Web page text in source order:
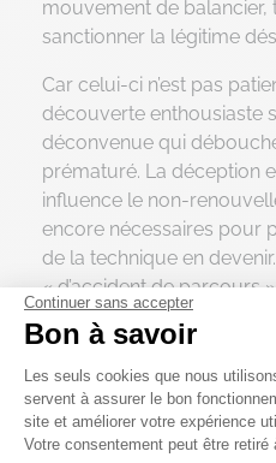
mouvement de
sanctionner la légitime
Car celui-ci n’est pas
découverte enthousiaste
déconvenue qui
prématuré. La déception
influence le non-
encore nécessaires pour
de la technique en
« d’accident de parcours
l’intelligence artificielle à
vingt et qui faillit lui être
Le poids des
S’il faut plus ou moins
toutes ces étapes et
Continuer sans accepter
Bon à savoir
Les seuls cookies que nous
servent à assurer le bon
site et améliorer votre expérience
Votre consentement peut être retiré